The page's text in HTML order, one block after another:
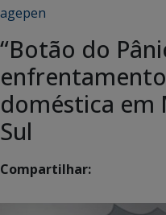
agepen
“Botão do
doméstica em
Sul
Compartilhar: